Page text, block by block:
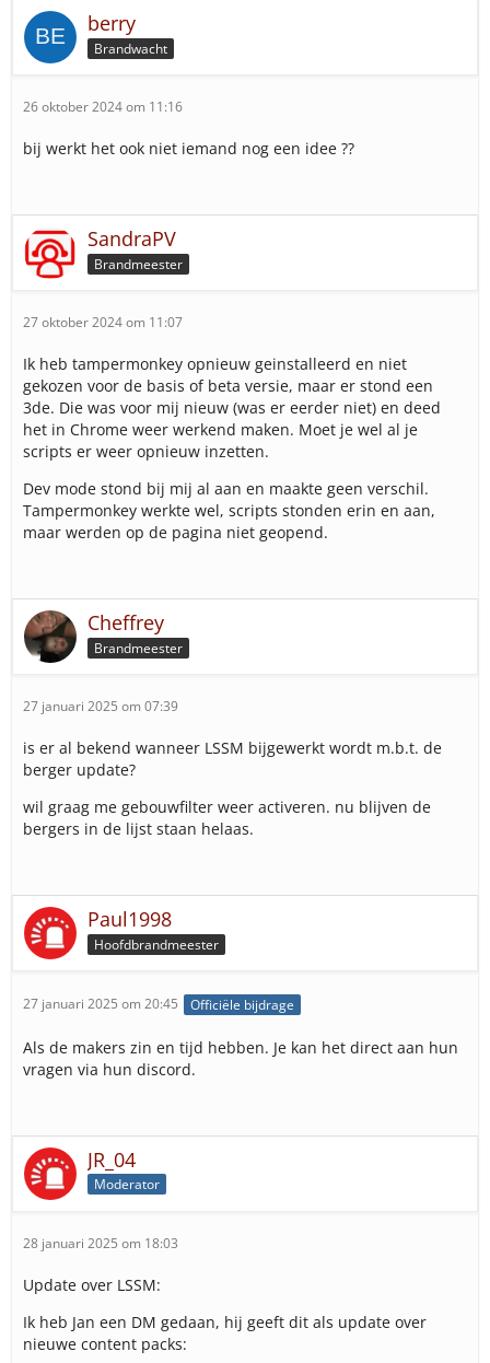
berry
Brandwacht
26 oktober 2024 om 11:16
bij werkt het ook niet iemand nog een idee ??
SandraPV
Brandmeester
27 oktober 2024 om 11:07
Ik heb tampermonkey opnieuw geinstalleerd en niet
gekozen voor de basis of beta versie, maar er stond een
3de. Die was voor mij nieuw (was er eerder niet) en deed
het in Chrome weer werkend maken. Moet je wel al je
scripts er weer opnieuw inzetten.
Dev mode stond bij mij al aan en maakte geen verschil.
Tampermonkey werkte wel, scripts stonden erin en aan,
maar werden op de pagina niet geopend.
Cheffrey
Brandmeester
27 januari 2025 om 07:39
is er al bekend wanneer LSSM bijgewerkt wordt m.b.t. de
berger update?
wil graag me gebouwfilter weer activeren. nu blijven de
bergers in de lijst staan helaas.
Paul1998
Hoofdbrandmeester
27 januari 2025 om 20:45 Officiële bijdrage
Als de makers zin en tijd hebben. Je kan het direct aan hun
vragen via hun discord.
JR_04
Moderator
28 januari 2025 om 18:03
Update over LSSM:
Ik heb Jan een DM gedaan, hij geeft dit als update over
nieuwe content packs: